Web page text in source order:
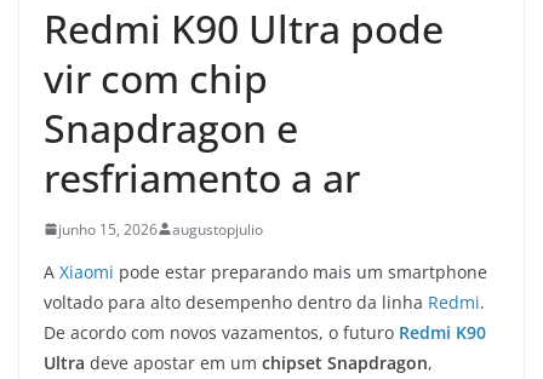
Redmi K90 Ultra pode
vir com chip
Snapdragon e
resfriamento a ar
junho 15, 2026 augustopjulio
A Xiaomi pode estar preparando mais um smartphone
voltado para alto desempenho dentro da linha Redmi.
De acordo com novos vazamentos, o futuro Redmi K90
Ultra deve apostar em um chipset Snapdragon,